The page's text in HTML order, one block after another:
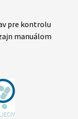
pre kontrolu
manuálom